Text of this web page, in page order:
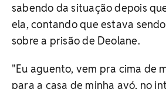
sabendo da situação depois
ela, contando que estava
sobre a prisão de Deolane.
"Eu aguento, vem pra cima de
para a casa de minha avó, no